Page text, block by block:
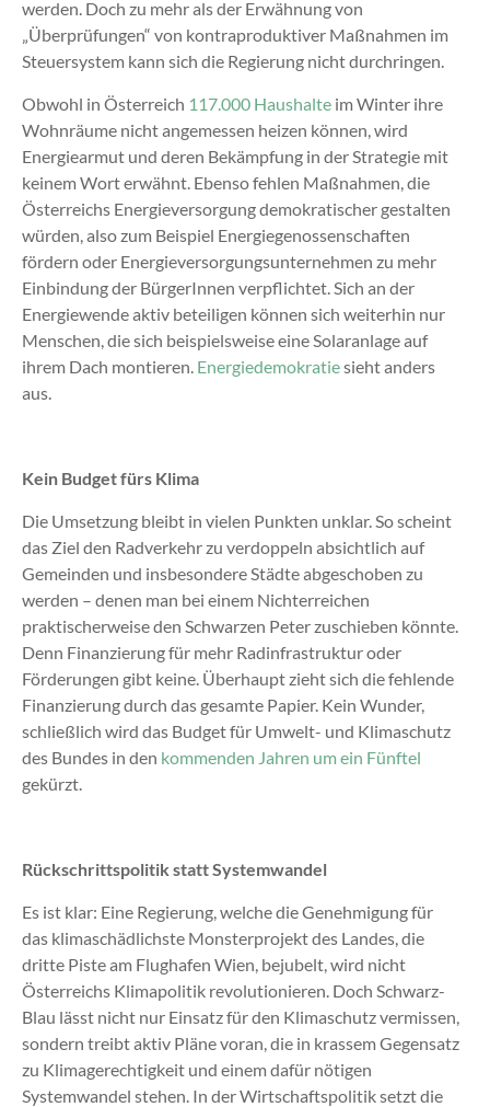
werden. Doch zu mehr als der Erwähnung von
„Überprüfungen“ von kontraproduktiver Maßnahmen im
Steuersystem kann sich die Regierung nicht durchringen.
Obwohl in Österreich 117.000 Haushalteim Winter ihre
Wohnräume nicht angemessen heizen können, wird
Energiearmut und deren Bekämpfung in der Strategie mit
keinem Wort erwähnt. Ebenso fehlen Maßnahmen, die
Österreichs Energieversorgung demokratischer gestalten
würden, also zum Beispiel Energiegenossenschaften
fördern oder Energieversorgungsunternehmen zu mehr
Einbindung der BürgerInnen verpflichtet. Sich an der
Energiewende aktiv beteiligen können sich weiterhin nur
Menschen, die sich beispielsweise eine Solaranlage auf
ihrem Dach montieren. Energiedemokratiesieht anders
aus.
Kein Budget fürs Klima
Die Umsetzung bleibt in vielen Punkten unklar. So scheint
das Ziel den Radverkehr zu verdoppeln absichtlich auf
Gemeinden und insbesondere Städte abgeschoben zu
werden – denen man bei einem Nichterreichen
praktischerweise den Schwarzen Peter zuschieben könnte.
Denn Finanzierung für mehr Radinfrastruktur oder
Förderungen gibt keine. Überhaupt zieht sich die fehlende
Finanzierung durch das gesamte Papier. Kein Wunder,
schließlich wird das Budget für Umwelt- und Klimaschutz
des Bundes in den kommenden Jahren um ein Fünftel
gekürzt.
Rückschrittspolitik statt Systemwandel
Es ist klar: Eine Regierung, welche die Genehmigung für
das klimaschädlichste Monsterprojekt des Landes, die
dritte Piste am Flughafen Wien, bejubelt, wird nicht
Österreichs Klimapolitik revolutionieren. Doch Schwarz-
Blau lässt nicht nur Einsatz für den Klimaschutz vermissen,
sondern treibt aktiv Pläne voran, die in krassem Gegensatz
zu Klimagerechtigkeit und einem dafür nötigen
Systemwandel stehen. In der Wirtschaftspolitik setzt die